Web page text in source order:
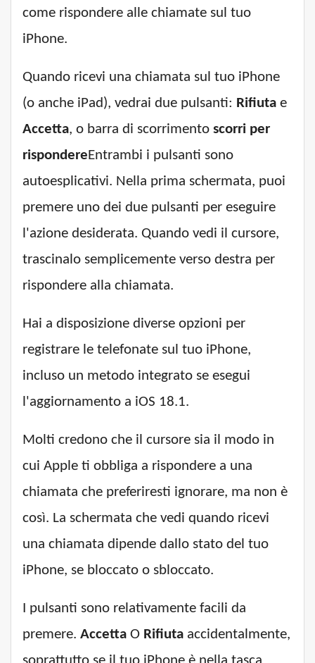
come rispondere alle chiamate sul tuo
iPhone.
Quando ricevi una chiamata sul tuo iPhone
(o anche iPad), vedrai due pulsanti: Rifiuta e
Accetta, o barra di scorrimento scorri per
rispondereEntrambi i pulsanti sono
autoesplicativi. Nella prima schermata, puoi
premere uno dei due pulsanti per eseguire
l'azione desiderata. Quando vedi il cursore,
trascinalo semplicemente verso destra per
rispondere alla chiamata.
Hai a disposizione diverse opzioni per
registrare le telefonate sul tuo iPhone,
incluso un metodo integrato se esegui
l'aggiornamento a iOS 18.1.
Molti credono che il cursore sia il modo in
cui Apple ti obbliga a rispondere a una
chiamata che preferiresti ignorare, ma non è
così. La schermata che vedi quando ricevi
una chiamata dipende dallo stato del tuo
iPhone, se bloccato o sbloccato.
I pulsanti sono relativamente facili da
premere. Accetta O Rifiuta accidentalmente,